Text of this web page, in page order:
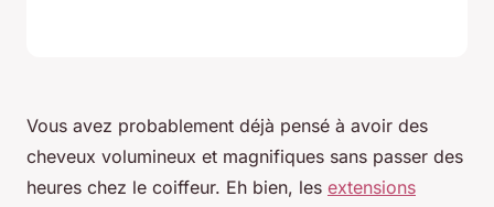
Vous avez probablement déjà pensé à avoir des
cheveux volumineux et magnifiques sans passer des
heures chez le coiffeur. Eh bien, les extensions